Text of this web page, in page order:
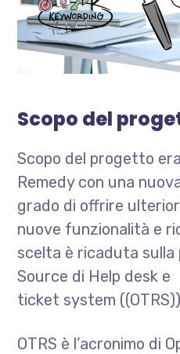
Scopo del
Scopo del progetto
Remedy con una
grado di offrire
nuove funzionalità e
scelta è ricaduta
Source di Help desk e
ticket system
OTRS è l’acronimo di